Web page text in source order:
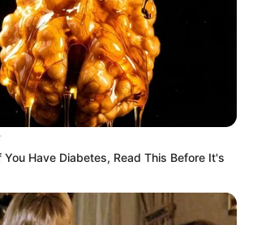
You Have Diabetes, Read This Before It's